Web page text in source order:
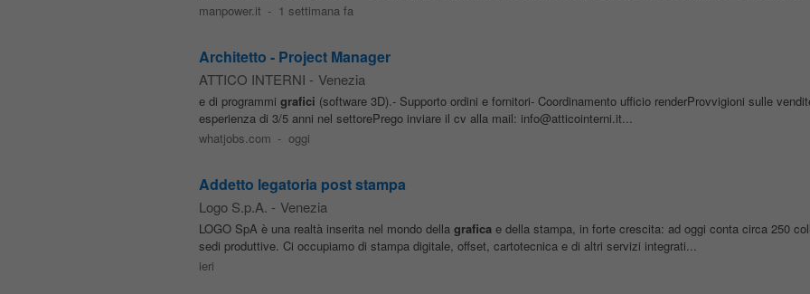
manpower.it - 1 settimana fa
Architetto - Project Manager
ATTICO INTERNI - Venezia
e di programmi grafici (software 3D).- Supporto ordini e fornitori- Coordinamento ufficio renderProvvigioni sulle
esperienza di 3/5 anni nel settorePrego inviare il cv alla mail: info@atticointerni.it...
whatjobs.com - oggi
Addetto legatoria post stampa
Logo S.p.A. - Venezia
LOGO SpA è una realtà inserita nel mondo della graficae della stampa, in forte crescita: ad oggi conta circa 250
sedi produttive. Ci occupiamo di stampa digitale, offset, cartotecnica e di altri servizi integrati...
ieri